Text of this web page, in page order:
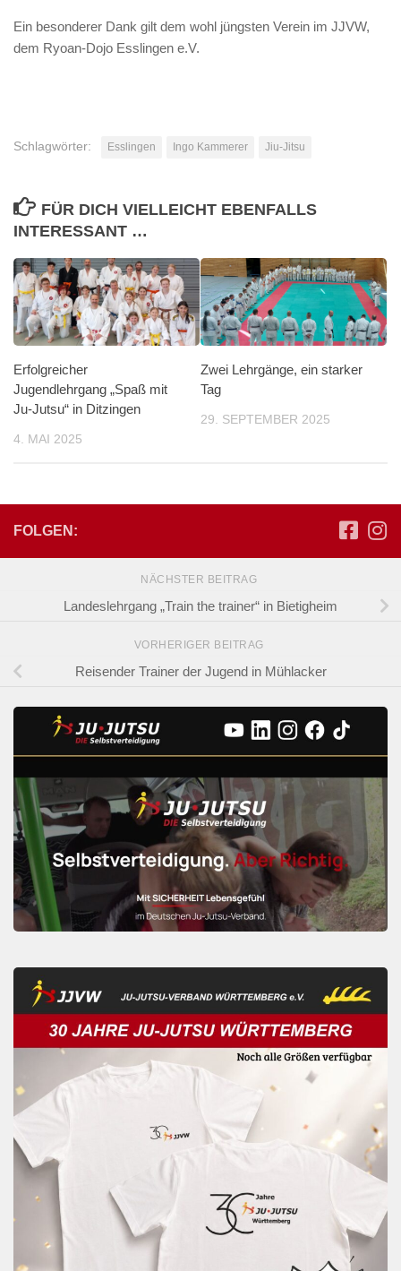
Ein besonderer Dank gilt dem wohl jüngsten Verein im JJVW,
dem Ryoan-Dojo Esslingen e.V.
Schlagwörter: Esslingen Ingo Kammerer Jiu-Jitsu
FÜR DICH VIELLEICHT EBENFALLS
INTERESSANT …
Erfolgreicher
Jugendlehrgang „Spaß mit
Ju-Jutsu“ in Ditzingen
4. MAI 2025
Zwei Lehrgänge, ein starker
Tag
29. SEPTEMBER 2025
FOLGEN:
NÄCHSTER BEITRAG
Landeslehrgang „Train the trainer“ in Bietigheim
VORHERIGER BEITRAG
Reisender Trainer der Jugend in Mühlacker